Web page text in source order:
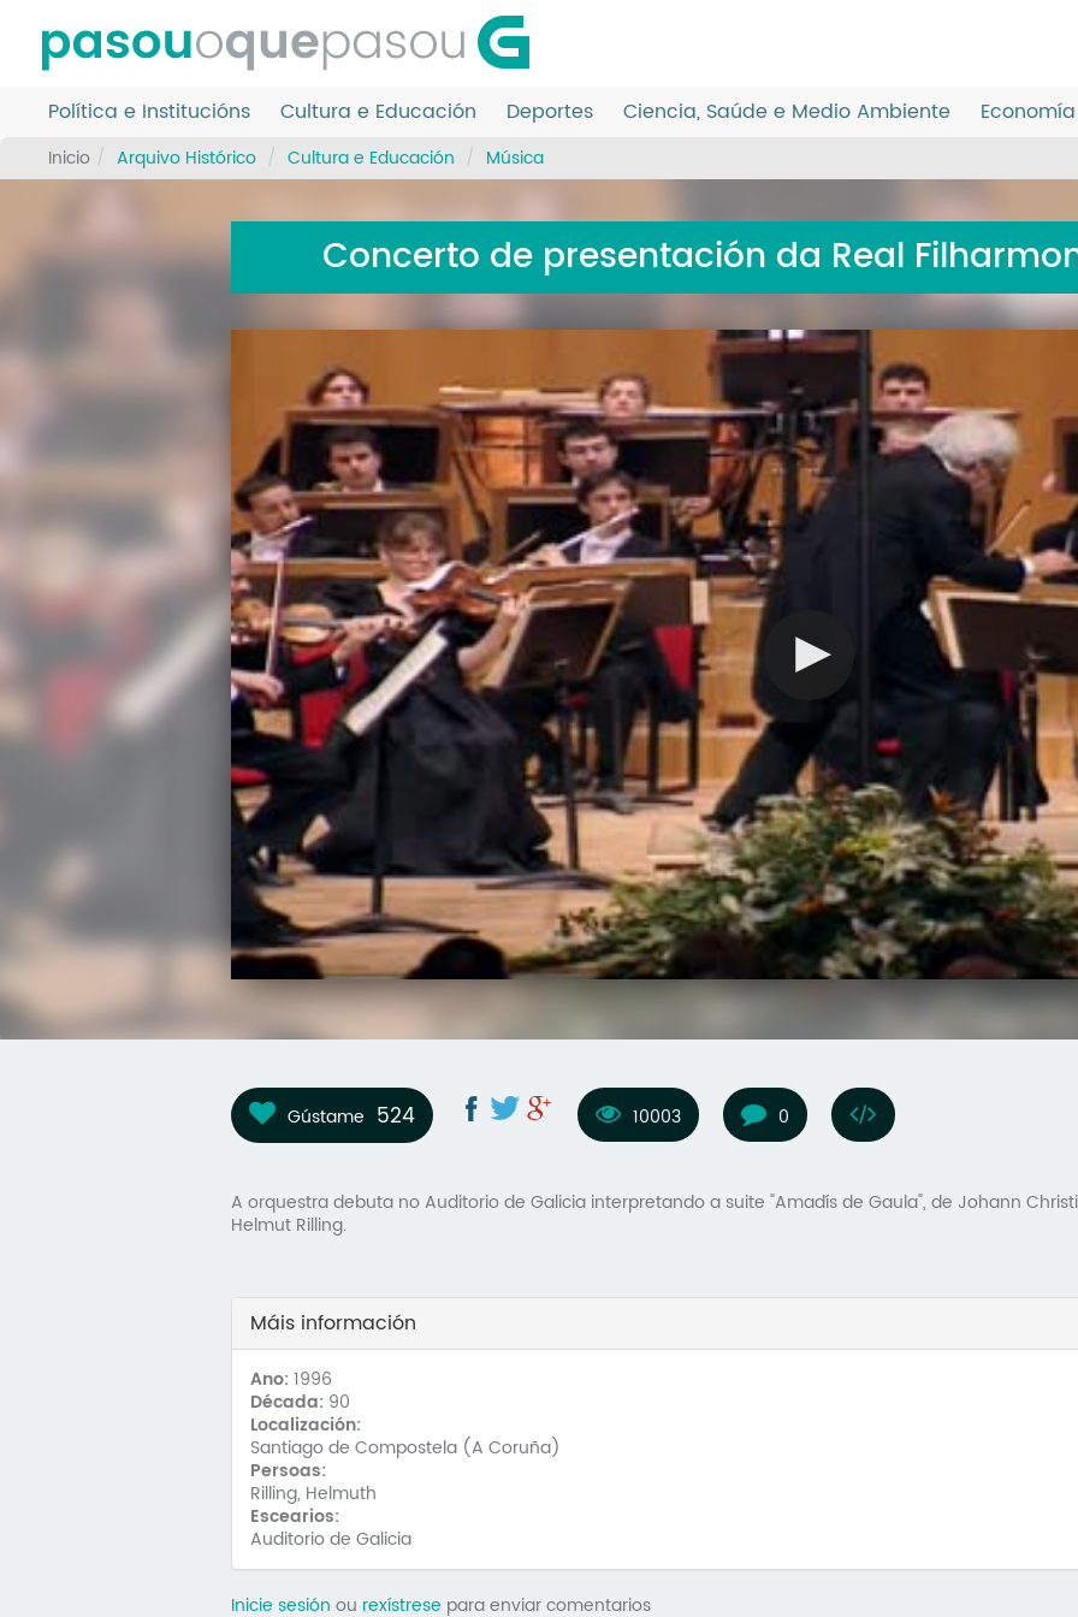
contido
principal
Política e Institucións Cultura e Educación Deportes Ciencia, Saúde e Medio Ambiente
Inicio Arquivo Histórico Cultura e Educación Música
Concerto de presentación da Real
Gústame 524 10003 0
A orquestra debuta no Auditorio de Galicia interpretando a suite "Amadís de Gaula", de Johann
Helmut Rilling.
Máis información
Ano: 1996
Década: 90
Localización:
Santiago de Compostela (A Coruña)
Persoas:
Rilling, Helmuth
Escearios:
Auditorio de Galicia
Inicie sesión ou rexístrese para enviar comentarios